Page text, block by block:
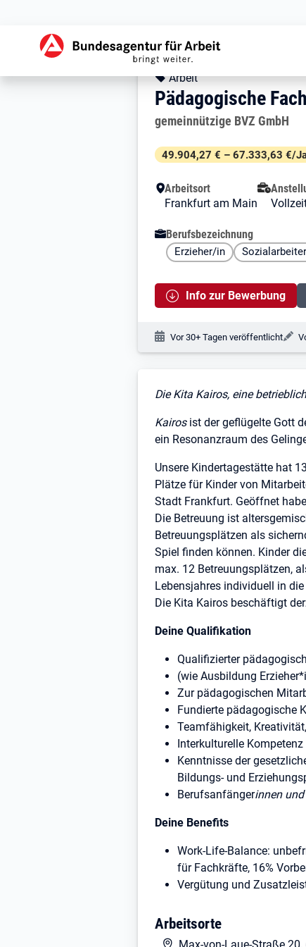
Stellendetails zu:
Pädagogische
Pädagogische
Kopfbereich
Angebotsart:
Arbeit
Pädagogische
Arbeitgeber:
gemeinnützige BVZ GmbH
Besondere Merkmale
49.904,27 € – 67.333,63 €/
Arbeitsort
Frankfurt am Main
Berufsbezeichnung
Erzieher/in
Info zur Bewerbung
Veröffentlichungsdatum:
Vor 30+ Tagen veröffentlicht
Stellenbeschreibung
Die Kita Kairos, eine
Kairosist der geflügelte Gott
ein Resonanzraum des
Unsere Kindertagestätte hat
Plätze für Kinder von
Stadt Frankfurt. Geöffnet
Die Betreuung ist
Betreuungsplätzen als
Spiel finden können. Kinder
max. 12 Betreuungsplätzen,
Lebensjahres individuell in
Die Kita Kairos beschäftigt
Deine Qualifikation
Qualifizierter
(wie Ausbildung
Zur pädagogischen
Fundierte pädagogische
Teamfähigkeit,
Interkulturelle
Kenntnisse der
Bildungs- und
Berufsanfängerinnen
Deine Benefits
Work-Life-Balance:
für Fachkräfte, 16%
Vergütung und
Einstiegsgehalt für
Arbeitsorte